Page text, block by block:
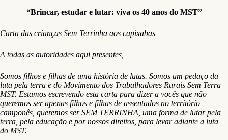
“Brincar, estudar e lutar: viva os 40 anos do MST”
Carta das crianças Sem Terrinha aos capixabas
A todas as autoridades aqui presentes,
Somos filhos e filhas de uma história de lutas. Somos um pedaço da
luta pela terra e do Movimento dos Trabalhadores Rurais Sem Terra –
MST. Estamos escrevendo esta carta para dizer a vocês que não
queremos ser apenas filhos e filhas de assentados no território
camponês, queremos ser SEM TERRINHA, uma forma de lutar pela
terra, pela educação e por nossos direitos, para levar adiante a luta
do MST.